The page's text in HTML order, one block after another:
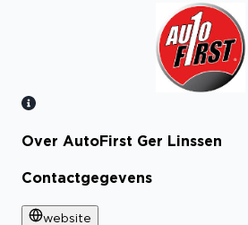
Bekijk certificaat
Over AutoFirst Ger Linssen
Contactgegevens
website